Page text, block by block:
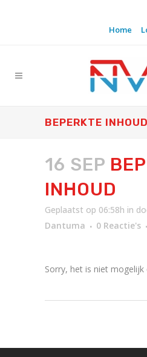
Home
BEPERKTE INHOUD
16 SEP
INHOUD
Geplaatst op 06:58h in
Dantuma
0 Reactie's
Sorry, het is niet